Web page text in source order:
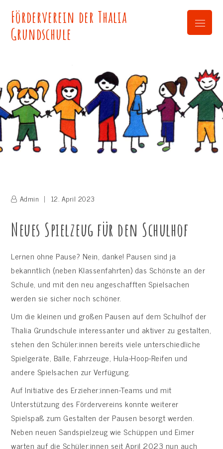
content
Förderverein der Thalia
Grundschule
Menu
Admin 12. April 2023
Neues Spielzeug für den Schulhof
Lernen ohne Pause? Nein, danke! Pausen sind ja
bekanntlich (neben Klassenfahrten) das Schönste an der
Schule, und mit den neu angeschafften Spielsachen
werden sie sicher noch schöner.
Um die kleinen und großen Pausen auf dem Schulhof der
Thalia Grundschule interessanter und aktiver zu gestalten,
stehen den Schüler:innen bereits viele unterschiedliche
Spielgeräte, Bälle, Fahrzeuge, Hula-Hoop-Reifen und
andere Spielsachen zur Verfügung.
Auf Initiative des Erzieher:innen-Teams und mit
Unterstützung des Fördervereins konnte weiterer
Spielspaß zum Gestalten der Pausen besorgt werden.
Neben neuen Sandspielzeug wie Schüppen und Eimer
warten auf die Schüler:innen seit April 2023 nun auch